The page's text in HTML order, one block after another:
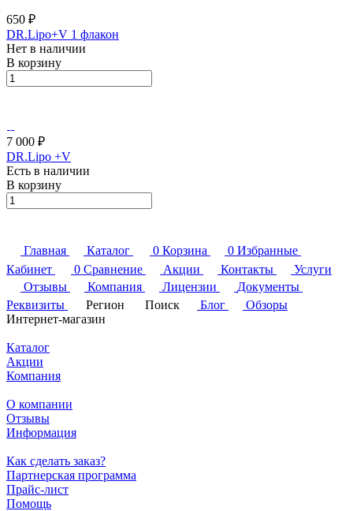
650 ₽
DR.Lipo+V 1 флакон
Нет в наличии
В корзину
7 000 ₽
DR.Lipo +V
Есть в наличии
В корзину
Главная Каталог 0 Корзина 0 Избранные
Кабинет
0 Сравнение Акции Контакты
Услуги
Отзывы
Компания Лицензии
Документы
Реквизиты
Регион Поиск Блог
Обзоры
Интернет-магазин
Каталог
Акции
Компания
О компании
Отзывы
Информация
Как сделать заказ?
Партнерская программа
Прайс-лист
Помощь